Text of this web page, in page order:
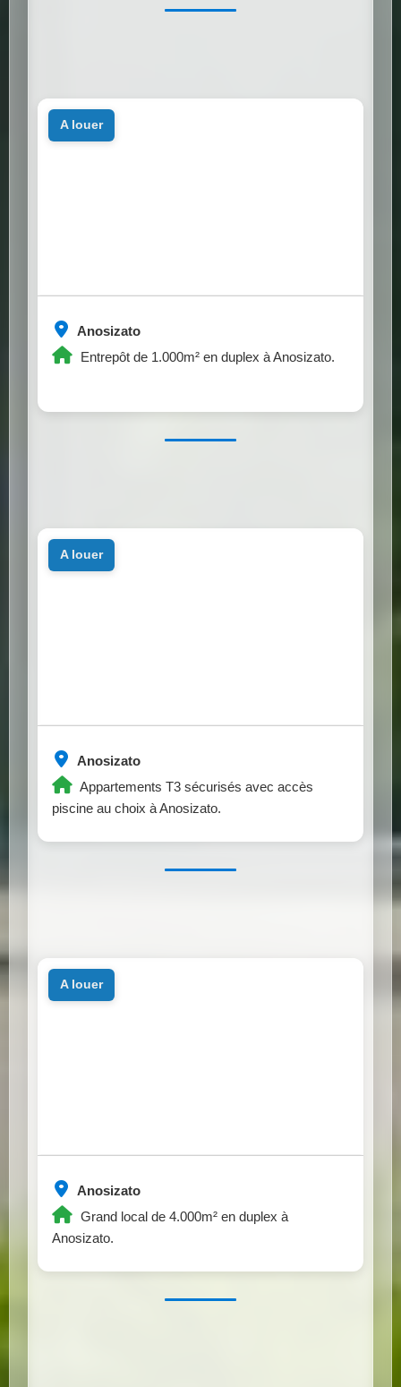
Anosizato
Entrepôt de 1.000m² en duplex à Anosizato.
a louer
Anosizato
Appartements T3 sécurisés avec accès
piscine au choix à Anosizato.
a louer
Anosizato
Grand local de 4.000m² en duplex à
Anosizato.
a louer